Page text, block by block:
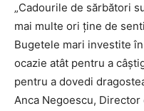
„Cadourile de sărbători
mai multe ori ține de
Bugetele mari investite
ocazie atât pentru a
pentru a dovedi
Anca Negoescu,